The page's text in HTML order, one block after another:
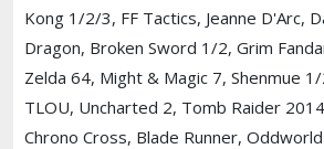
Kong 1/2/3, FF Tactics, Jeanne D'Arc,
Dragon, Broken Sword 1/2, Grim
Zelda 64, Might & Magic 7, Shenmue
TLOU, Uncharted 2, Tomb Raider
Chrono Cross, Blade Runner,